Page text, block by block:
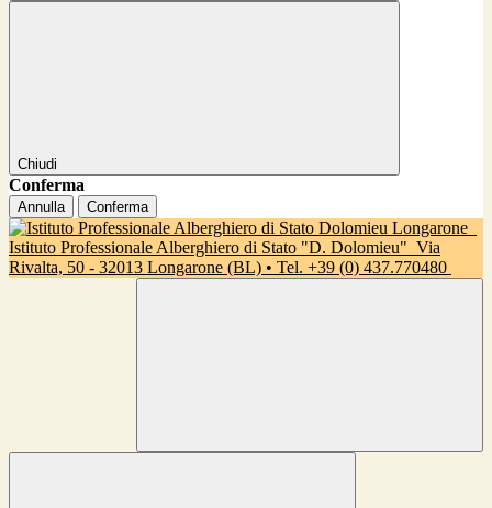
Chiudi
Conferma
Annulla Conferma
Istituto Professionale Alberghiero di Stato "D. Dolomieu" Via
Rivalta, 50 - 32013 Longarone (BL) • Tel. +39 (0) 437.770480